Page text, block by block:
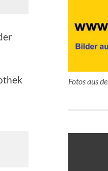
Fotos aus